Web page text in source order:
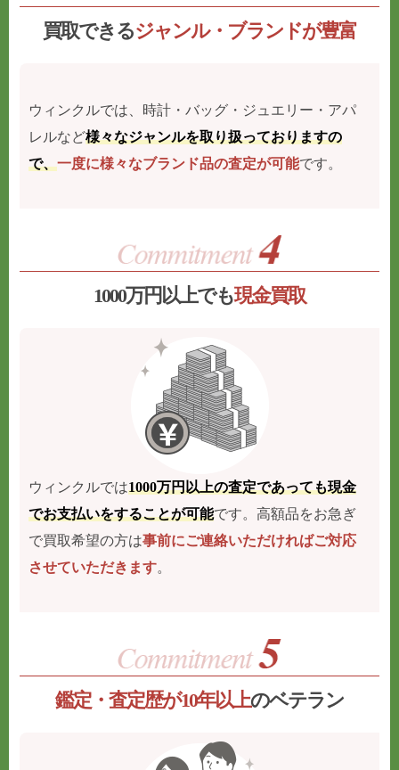
買取できるジャンル・ブランドが豊富
ウィンクルでは、時計・バッグ・ジュエリー・アパ
レルなど様々なジャンルを取り扱っておりますの
で、一度に様々なブランド品の査定が可能です。
1000万円以上でも現金買取
ウィンクルでは1000万円以上の査定であっても現金
でお支払いをすることが可能です。高額品をお急ぎ
で買取希望の方は事前にご連絡いただければご対応
させていただきます。
鑑定・査定歴が10年以上のベテラン